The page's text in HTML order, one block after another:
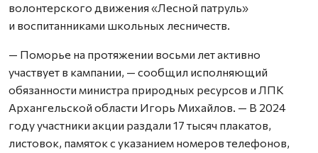
волонтерского движения «Лесной патруль»
и воспитанниками школьных лесничеств.
— Поморье на протяжении восьми лет активно
участвует в кампании, — сообщил исполняющий
обязанности министра природных ресурсов и ЛПК
Архангельской области Игорь Михайлов. — В 2024
году участники акции раздали 17 тысяч плакатов,
листовок, памяток с указанием номеров телефонов,